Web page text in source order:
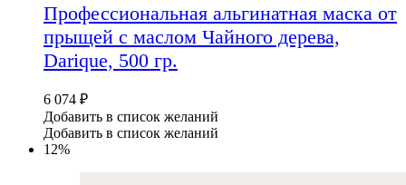
Профессиональная альгинатная маска от
прыщей с маслом Чайного дерева,
Darique, 500 гр.
6 074 ₽
Добавить в список желаний
Добавить в список желаний
12%